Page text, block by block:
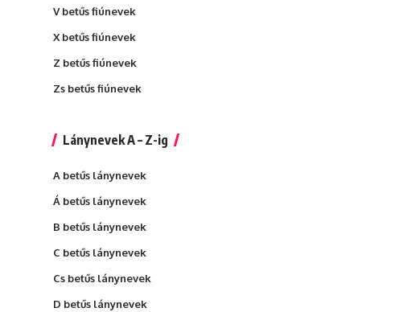
V betűs fiúnevek
X betűs fiúnevek
Z betűs fiúnevek
Zs betűs fiúnevek
Lánynevek A – Z-ig
A betűs lánynevek
Á betűs lánynevek
B betűs lánynevek
C betűs lánynevek
Cs betűs lánynevek
D betűs lánynevek